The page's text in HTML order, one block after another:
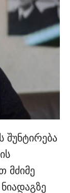
შუნტირება
მძიმე